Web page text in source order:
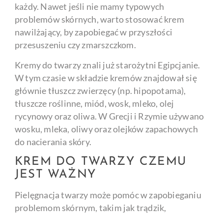
każdy. Nawet jeśli nie mamy typowych
problemów skórnych, warto stosować krem
nawilżający, by zapobiegać w przyszłości
przesuszeniu czy zmarszczkom.
Kremy do twarzy znali już starożytni Egipcjanie.
W tym czasie w składzie kremów znajdował się
głównie tłuszcz zwierzęcy (np. hipopotama),
tłuszcze roślinne, miód, wosk, mleko, olej
rycynowy oraz oliwa. W Grecji i Rzymie używano
wosku, mleka, oliwy oraz olejków zapachowych
do nacierania skóry.
KREM DO TWARZY CZEMU
JEST WAŻNY
Pielęgnacja twarzy może pomóc w zapobieganiu
problemom skórnym, takim jak trądzik,